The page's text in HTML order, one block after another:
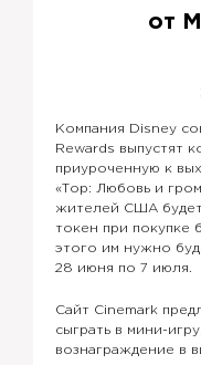
от
Компания Disney
Rewards выпустят
приуроченную к
«Тор: Любовь и
жителей США будет
токен при покупке
этого им нужно
28 июня по 7 июля.
Сайт Cinemark
сыграть в мини-
вознаграждение в